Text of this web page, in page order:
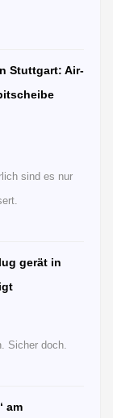
Stuttgart: Air-
sind es nur
gerät in
Sicher doch.
am